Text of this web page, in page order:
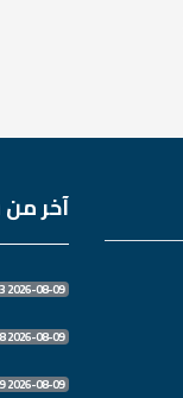
آخر من
2026-08-09 07:27:53
2026-08-09 07:27:38
2026-08-09 07:27:19